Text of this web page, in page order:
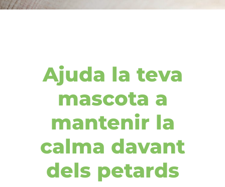
Ajuda la teva
mascota a
mantenir la
calma davant
dels petards